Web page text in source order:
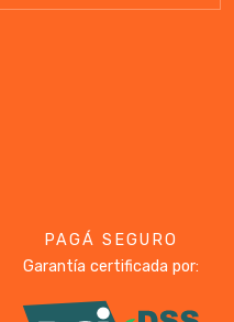
PAGÁ SEGURO
Garantía certificada por: